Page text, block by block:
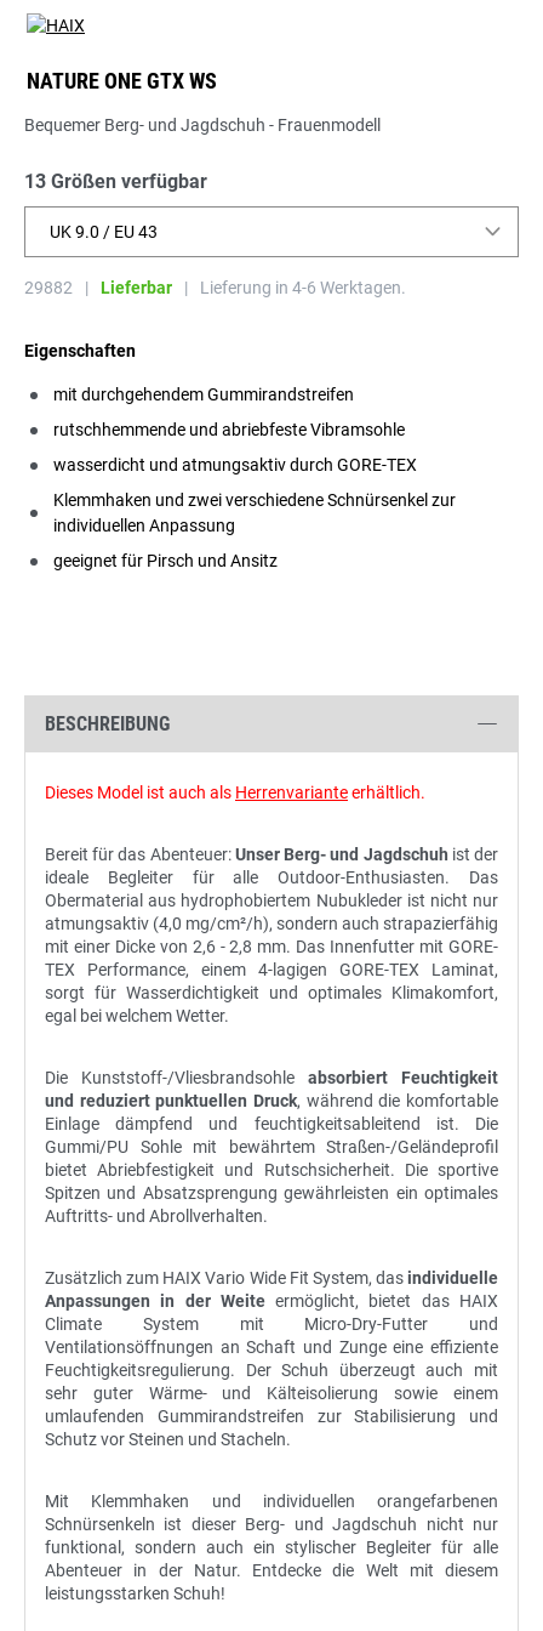
NATURE ONE GTX WS
Bequemer Berg- und Jagdschuh - Frauenmodell
13 Größen verfügbar
UK 9.0 / EU 43
29882 | Lieferbar | Lieferung in 4-6 Werktagen.
Eigenschaften
mit durchgehendem Gummirandstreifen
rutschhemmende und abriebfeste Vibramsohle
wasserdicht und atmungsaktiv durch GORE-TEX
Klemmhaken und zwei verschiedene Schnürsenkel zur
individuellen Anpassung
geeignet für Pirsch und Ansitz
BESCHREIBUNG
Dieses Model ist auch als Herrenvarianteerhältlich.
Bereit für das Abenteuer:Unser Berg- und Jagdschuh ist der
ideale Begleiter für alle Outdoor-Enthusiasten. Das
Obermaterial aus hydrophobiertem Nubukleder ist nicht nur
atmungsaktiv (4,0 mg/cm²/h), sondern auch strapazierfähig
mit einer Dicke von 2,6 - 2,8 mm. Das Innenfutter mit GORE-
TEX Performance, einem 4-lagigen GORE-TEX Laminat,
sorgt für Wasserdichtigkeit und optimales Klimakomfort,
egal bei welchem Wetter.
Die Kunststoff-/Vliesbrandsohle absorbiert Feuchtigkeit
und reduziert punktuellen Druck, während die komfortable
Einlage dämpfend und feuchtigkeitsableitend ist. Die
Gummi/PU Sohle mit bewährtem Straßen-/Geländeprofil
bietet Abriebfestigkeit und Rutschsicherheit. Die sportive
Spitzen und Absatzsprengung gewährleisten ein optimales
Auftritts- und Abrollverhalten.
Zusätzlich zum HAIX Vario Wide Fit System, dasindividuelle
Anpassungen in der Weiteermöglicht, bietet das HAIX
Climate System mit Micro-Dry-Futter und
Ventilationsöffnungen an Schaft und Zunge eine effiziente
Feuchtigkeitsregulierung. Der Schuh überzeugt auch mit
sehr guter Wärme- und Kälteisolierung sowie einem
umlaufenden Gummirandstreifen zur Stabilisierung und
Schutz vor Steinen und Stacheln.
Mit Klemmhaken und individuellen orangefarbenen
Schnürsenkeln ist dieser Berg- und Jagdschuh nicht nur
funktional, sondern auch ein stylischer Begleiter für alle
Abenteuer in der Natur. Entdecke die Welt mit diesem
leistungsstarken Schuh!